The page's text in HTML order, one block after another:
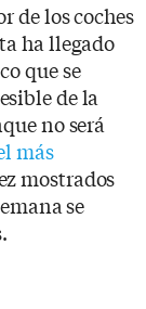
de los coches
ha llegado
que se
de la
no será
más
mostrados
se